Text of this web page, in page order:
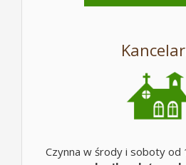
Czynna w środy i soboty od